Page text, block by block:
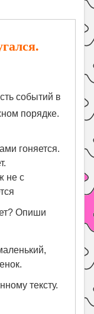
событий в
порядке.
гоняется.
не с
Опиши
тексту.